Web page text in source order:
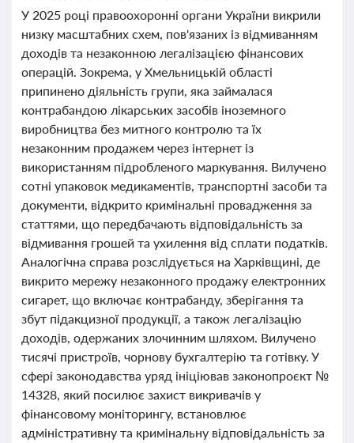
У 2025 році правоохоронні органи України викрили
низку масштабних схем, пов'язаних із відмиванням
доходів та незаконною легалізацією фінансових
операцій. Зокрема, у Хмельницькій області
припинено діяльність групи, яка займалася
контрабандою лікарських засобів іноземного
виробництва без митного контролю та їх
незаконним продажем через інтернет із
використанням підробленого маркування. Вилучено
сотні упаковок медикаментів, транспортні засоби та
документи, відкрито кримінальні провадження за
статтями, що передбачають відповідальність за
відмивання грошей та ухилення від сплати податків.
Аналогічна справа розслідується на Харківщині, де
викрито мережу незаконного продажу електронних
сигарет, що включає контрабанду, зберігання та
збут підакцизної продукції, а також легалізацію
доходів, одержаних злочинним шляхом. Вилучено
тисячі пристроїв, чорнову бухгалтерію та готівку. У
сфері законодавства уряд ініціював законопроєкт №
14328, який посилює захист викривачів у
фінансовому моніторингу, встановлює
адміністративну та кримінальну відповідальність за